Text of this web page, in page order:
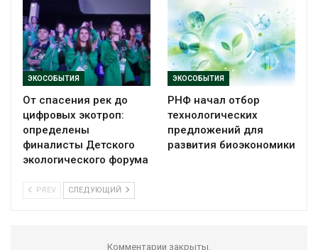
ЭКОСОБЫТИЯ
От спасения рек до
цифровых экотроп:
определены
финалисты Детского
экологического форума
ЭКОСОБЫТИЯ
РНФ начал отбор
технологических
предложений для
развития биоэкономики
PREV СЛЕДУЮЩИЙ
Комментарии закрыты.